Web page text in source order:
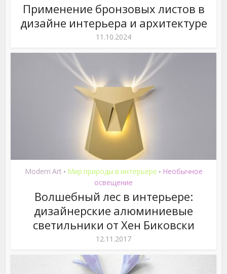
Применение бронзовых листов в
дизайне интерьера и архитектуре
11.10.2024
Modern Art • Мир природы в интерьере • Необычное
освещение
Волшебный лес в интерьере:
дизайнерские алюминиевые
светильники от Хен Биковски
12.11.2017